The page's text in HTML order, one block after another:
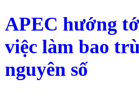
APEC hướng
việc làm bao
nguyên số